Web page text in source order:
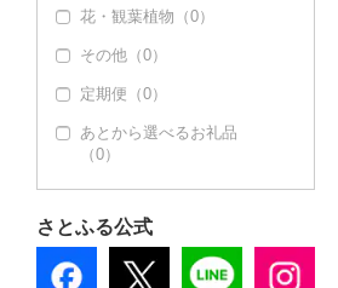
花・観葉植物（0）
その他（0）
定期便（0）
あとから選べるお礼品
（0）
さとふる公式